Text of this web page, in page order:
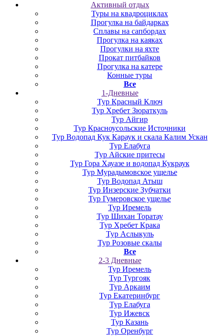
Активный отдых
Туры на квадроциклах
Прогулка на байдарках
Сплавы на сапбордах
Прогулка на каяках
Прогулки на яхте
Прокат питбайков
Прогулка на катере
Конные туры
Все
1-Дневные
Тур Красный Ключ
Тур Хребет Зюраткуль
Тур Айгир
Тур Красноусольские Источники
Тур Водопад Кук Караук и скала Калим Ускан
Тур Елабуга
Тур Айские притесы
Тур Гора Хауазе и водопад Кукраук
Тур Мурадымовское ущелье
Тур Водопад Атыш
Тур Инзерские Зубчатки
Тур Гумеровское ущелье
Тур Иремель
Тур Шихан Торатау
Тур Хребет Крака
Тур Аслыкуль
Тур Розовые скалы
Все
2-3 Дневные
Тур Иремель
Тур Тургояк
Тур Аркаим
Тур Екатеринбург
Тур Елабуга
Тур Ижевск
Тур Казань
Тур Оренбург